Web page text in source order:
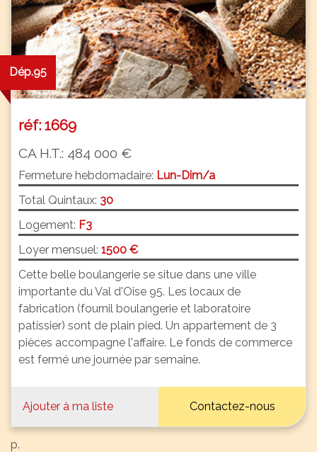
Dép.95
réf: 1669
CA H.T.: 484 000 €
Fermeture hebdomadaire: Lun-Dim/a
Total Quintaux: 30
Logement: F3
Loyer mensuel: 1500 €
Cette belle boulangerie se situe dans une ville
importante du Val d'Oise 95. Les locaux de
fabrication (fournil boulangerie et laboratoire
patissier) sont de plain pied. Un appartement de 3
pièces accompagne l'affaire. Le fonds de commerce
est fermé une journée par semaine.
Ajouter à ma liste Contactez-nous
p.